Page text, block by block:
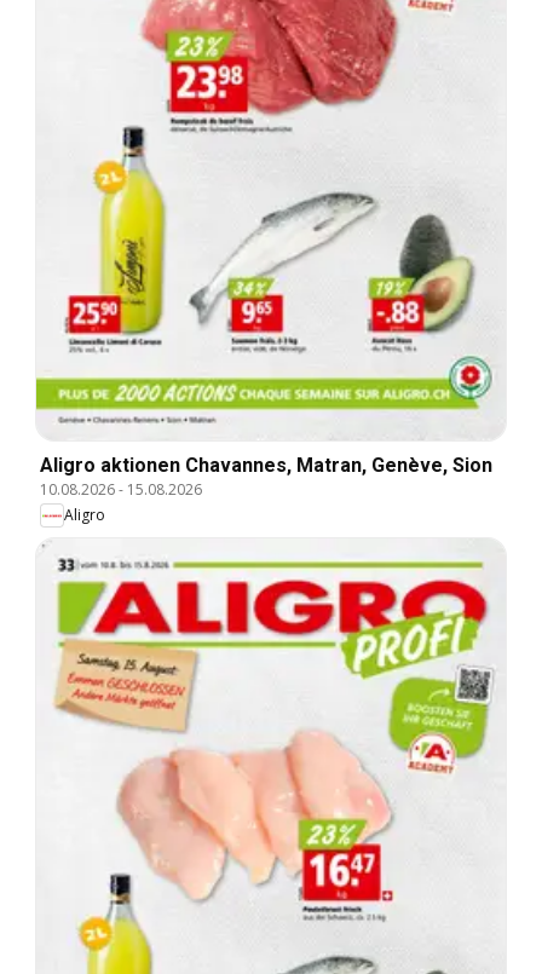
Aligro aktionen Chavannes, Matran, Genève, Sion
10.08.2026- 15.08.2026
Aligro